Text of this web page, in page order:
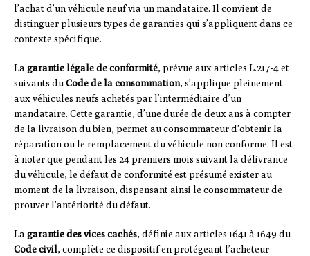
l’achat d’un véhicule neuf via un mandataire. Il convient de
distinguer plusieurs types de garanties qui s’appliquent dans ce
contexte spécifique.
La garantie légale de conformité, prévue aux articles L.217-4 et
suivants duCode de la consommation, s’applique pleinement
aux véhicules neufs achetés par l’intermédiaire d’un
mandataire. Cette garantie, d’une durée de deux ans à compter
de la livraison du bien, permet au consommateur d’obtenir la
réparation ou le remplacement du véhicule non conforme. Il est
à noter que pendant les 24 premiers mois suivant la délivrance
du véhicule, le défaut de conformité est présumé exister au
moment de la livraison, dispensant ainsi le consommateur de
prouver l’antériorité du défaut.
La garantie des vices cachés, définie aux articles 1641 à 1649 du
Code civil, complète ce dispositif en protégeant l’acheteur